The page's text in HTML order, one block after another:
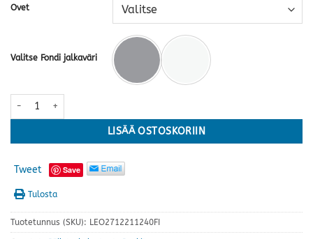
Ovet
Valitse Fondi jalkaväri
Fondi matala senkki nro 8 lasiovilla · useita värejä määrä
LISÄÄ OSTOSKORIIN
Tweet Save
Tulosta
Tuotetunnus (SKU): LEO2712211240FI